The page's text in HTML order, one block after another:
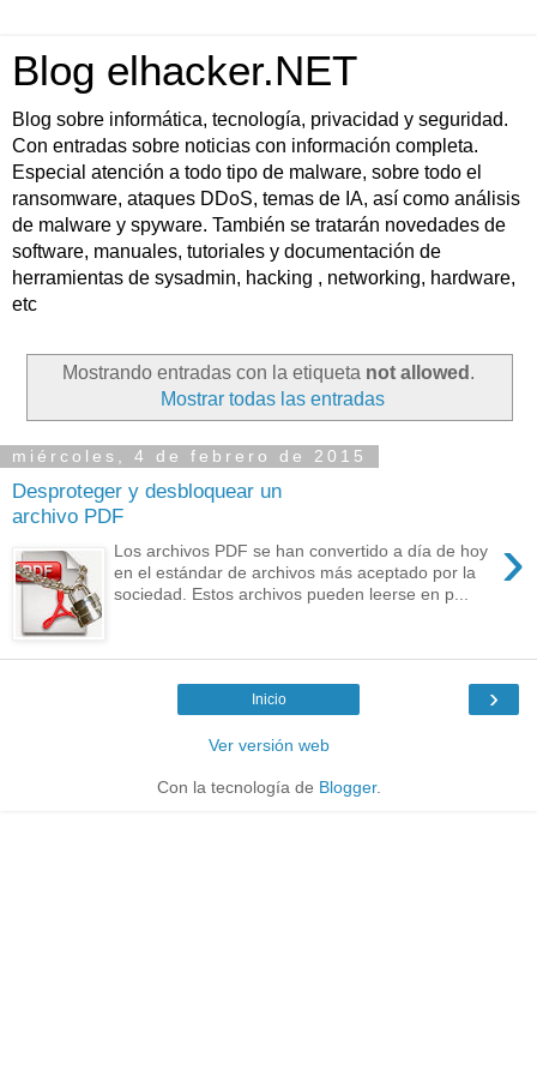
Blog elhacker.NET
Blog sobre informática, tecnología, privacidad y seguridad.
Con entradas sobre noticias con información completa.
Especial atención a todo tipo de malware, sobre todo el
ransomware, ataques DDoS, temas de IA, así como análisis
de malware y spyware. También se tratarán novedades de
software, manuales, tutoriales y documentación de
herramientas de sysadmin, hacking , networking, hardware,
etc
Mostrando entradas con la etiqueta not allowed .
Mostrar todas las entradas
miércoles, 4 de febrero de 2015
Desproteger y desbloquear un
archivo PDF
›
Los archivos PDF se han convertido a día de hoy
en el estándar de archivos más aceptado por la
sociedad. Estos archivos pueden leerse en p...
›
Inicio
Ver versión web
Con la tecnología de Blogger.